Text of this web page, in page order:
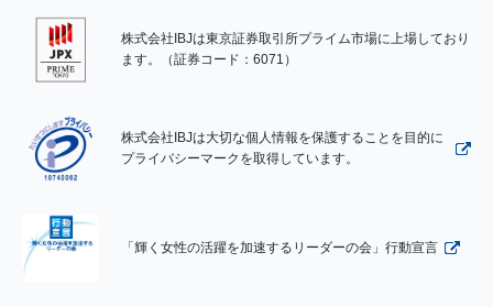
株式会社IBJは東京証券取引所プライム市場に上場しており
ます。（証券コード：6071）
株式会社IBJは大切な個人情報を保護することを目的に
プライバシーマークを取得しています。
「輝く女性の活躍を加速するリーダーの会」行動宣言